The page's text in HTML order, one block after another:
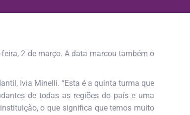
2 de março. A data marcou também o
Ivia Minelli. “Esta é a quinta turma que
de todas as regiões do país e uma
o que significa que temos muito